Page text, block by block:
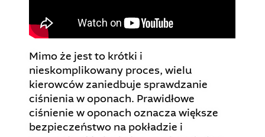
Mimo że jest to krótki i
nieskomplikowany proces, wielu
kierowców zaniedbuje sprawdzanie
ciśnienia w oponach. Prawidłowe
ciśnienie w oponach oznacza większe
bezpieczeństwo na pokładzie i